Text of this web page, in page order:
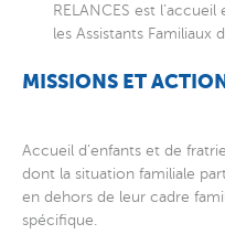
RELANCES est
les Assistants Familiaux
MISSIONS ET
Accueil d’enfants et de
dont la situation familiale
en dehors de leur cadre
spécifique.